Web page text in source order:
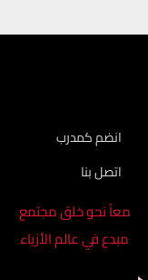
انضم كمدرب
اتصل بنا
معاً نحو خلق مجتمع
مبدع في عالم الأزياء